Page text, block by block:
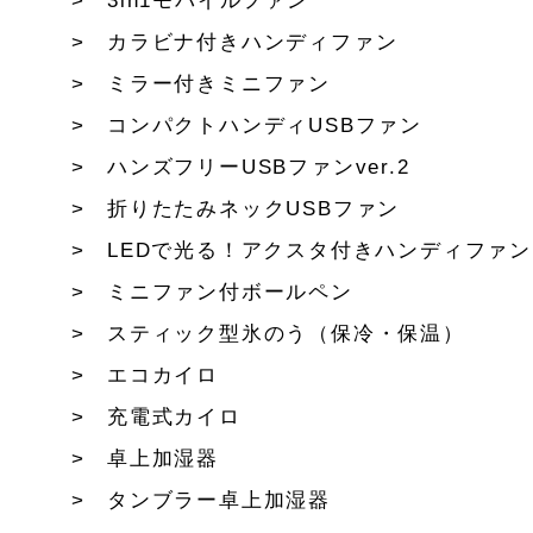
カラビナ付きハンディファン
ミラー付きミニファン
コンパクトハンディUSBファン
ハンズフリーUSBファンver.2
折りたたみネックUSBファン
LEDで光る！アクスタ付きハンディファン
ミニファン付ボールペン
スティック型氷のう（保冷・保温）
エコカイロ
充電式カイロ
卓上加湿器
タンブラー卓上加湿器